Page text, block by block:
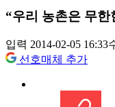
“우리 농촌은 무한
입력 2014-02-05 16:33
선호매체 추가